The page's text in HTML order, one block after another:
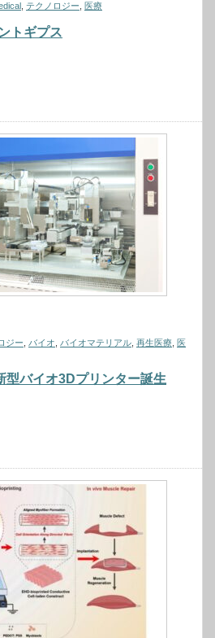
テクノロジー 医療
トギプス
ジー バイオ バイオマテリアル 再生医療 医
型バイオ3Dプリンター誕生